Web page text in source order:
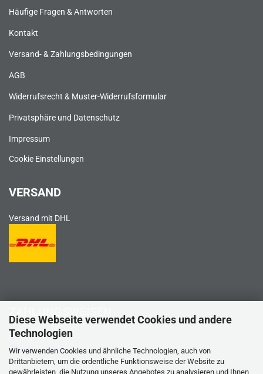
Diese Webseite verwendet Cookies und andere
Technologien
Wir verwenden Cookies und ähnliche Technologien, auch von
Drittanbietern, um die ordentliche Funktionsweise der Website zu
gewährleisten, die Nutzung unseres Angebotes zu analysieren und Ihnen
Häufige Fragen & Antworten
Kontakt
Versand- & Zahlungsbedingungen
AGB
Widerrufsrecht & Muster-Widerrufsformular
Privatsphäre und Datenschutz
Impressum
Cookie Einstellungen
VERSAND
Versand mit DHL
ZAHLUNGSWEISEN
PayPal